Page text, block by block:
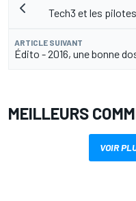
Tech3 et les
ARTICLE SUIVANT
Édito - 2016, une bonne
MEILLEURS
VOIR